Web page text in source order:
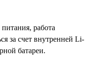
работа
за счет внутренней Li-
батареи.